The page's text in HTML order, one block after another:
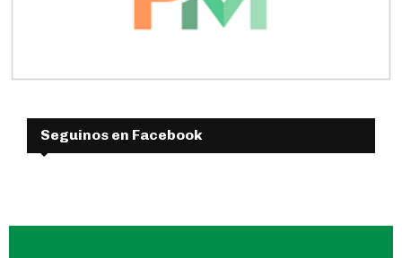
Seguinos en Facebook